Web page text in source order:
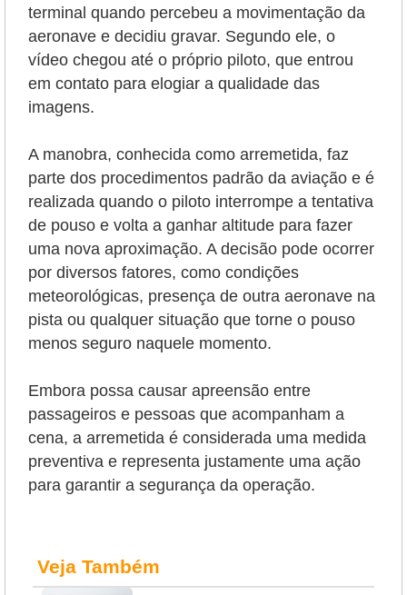
terminal quando percebeu a movimentação da
aeronave e decidiu gravar. Segundo ele, o
vídeo chegou até o próprio piloto, que entrou
em contato para elogiar a qualidade das
imagens.
A manobra, conhecida como arremetida, faz
parte dos procedimentos padrão da aviação e é
realizada quando o piloto interrompe a tentativa
de pouso e volta a ganhar altitude para fazer
uma nova aproximação. A decisão pode ocorrer
por diversos fatores, como condições
meteorológicas, presença de outra aeronave na
pista ou qualquer situação que torne o pouso
menos seguro naquele momento.
Embora possa causar apreensão entre
passageiros e pessoas que acompanham a
cena, a arremetida é considerada uma medida
preventiva e representa justamente uma ação
para garantir a segurança da operação.
Veja Também